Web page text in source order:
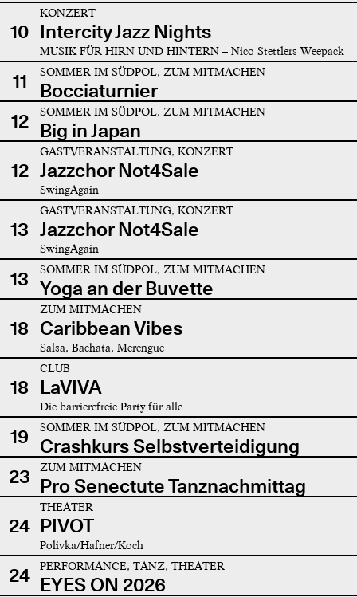
10
KONZERT
Intercity Jazz Nights
MUSIK FÜR HIRN UND HINTERN – Nico Stettlers Weepack
11 SOMMER IM SÜDPOL, ZUM MITMACHEN
Bocciaturnier
12
SOMMER IM SÜDPOL, ZUM MITMACHEN
Big in Japan
12
GASTVERANSTALTUNG, KONZERT
Jazzchor Not4Sale
SwingAgain
13
GASTVERANSTALTUNG, KONZERT
Jazzchor Not4Sale
SwingAgain
13 SOMMER IM SÜDPOL, ZUM MITMACHEN
Yoga an der Buvette
18
ZUM MITMACHEN
Caribbean Vibes
Salsa, Bachata, Merengue
18
CLUB
LaVIVA
Die barrierefreie Party für alle
19 SOMMER IM SÜDPOL, ZUM MITMACHEN
Crashkurs Selbstverteidigung
23
ZUM MITMACHEN
Pro Senectute Tanznachmittag
24
THEATER
PIVOT
Polivka/Hafner/Koch
24 PERFORMANCE, TANZ, THEATER
EYES ON 2026